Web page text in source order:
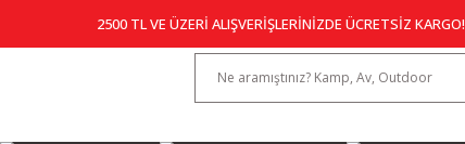
2500 TL VE ÜZERİ ALIŞVERİŞLERİNİZDE ÜCRETSİZ KARGO!